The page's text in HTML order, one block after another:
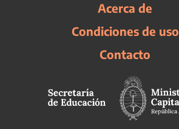
Acerca de
Condiciones de uso
Contacto